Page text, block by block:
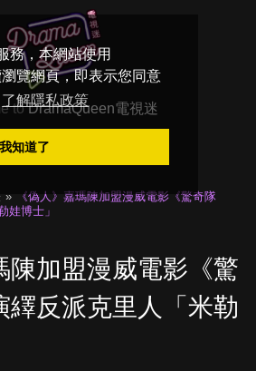
務，本網站使用
覽網頁，即表示您同意
了解隱私政策
我知道了
toDramaQueen電視迷
《偽人》嘉瑪陳加盟漫威電影《驚奇隊
娃博士」
陳加盟漫威電影《驚
繹反派克里人「米勒